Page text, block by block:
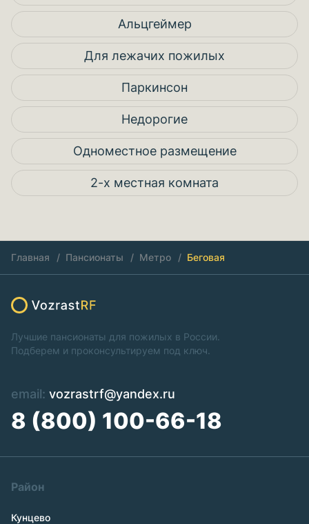
Альцгеймер
Для лежачих пожилых
Паркинсон
Недорогие
Одноместное размещение
2-х местная комната
Главная Пансионаты Метро Беговая
Лучшие пансионаты для пожилых в России.
Подберем и проконсультируем под ключ.
email: vozrastrf@yandex.ru
8 (800) 100-66-18
Район
Кунцево